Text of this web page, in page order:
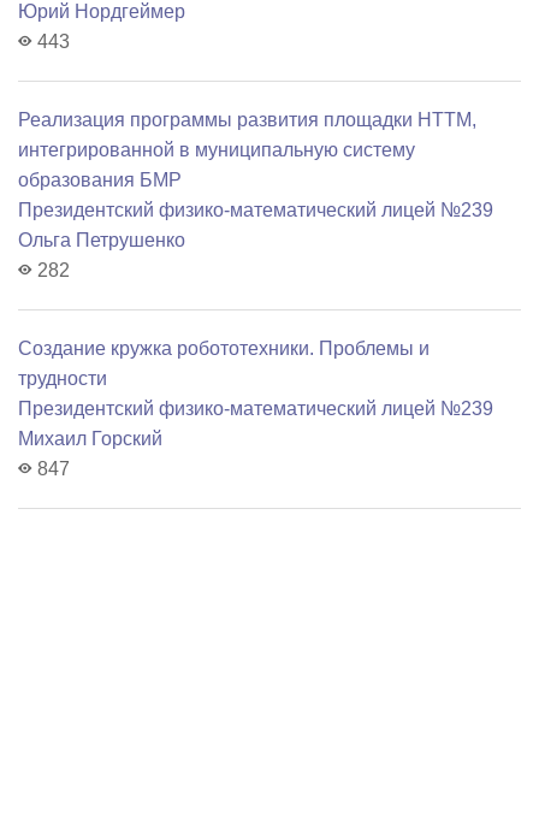
Юрий Нордгеймер
443
Реализация программы развития площадки НТТМ,
интегрированной в муниципальную систему
образования БМР
Президентский физико-математический лицей №239
Ольга Петрушенко
282
Создание кружка робототехники. Проблемы и
трудности
Президентский физико-математический лицей №239
Михаил Горский
847